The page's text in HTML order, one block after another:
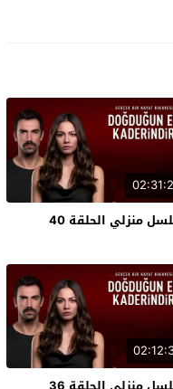
منزلي الحلقة 40